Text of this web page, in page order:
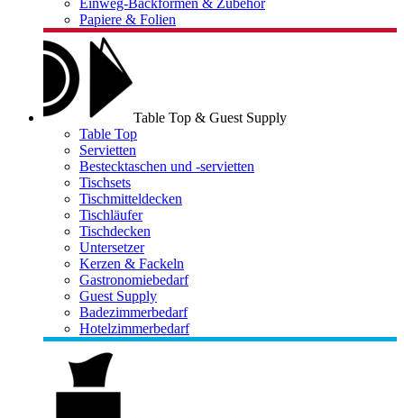
Einweg-Backformen & Zubehör
Papiere & Folien
Table Top & Guest Supply
Table Top
Servietten
Bestecktaschen und -servietten
Tischsets
Tischmitteldecken
Tischläufer
Tischdecken
Untersetzer
Kerzen & Fackeln
Gastronomiebedarf
Guest Supply
Badezimmerbedarf
Hotelzimmerbedarf